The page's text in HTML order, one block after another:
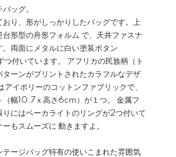
ッグ。
おり、形がしっかりしたバッグです。上
台形型の舟形フォルム で、天井ファスナ
。両面にメタルに白い塗装ボタン
付いています。 アフリカの民族柄（ト
ターンがプリントされたカラフルなデザ
アイボリーのコットンファブリックで、
（幅10.7ｘ高さ6cm）が１つ。 金属フ
りにはベーカライトのリングが2つ付いて
もスムーズに 動きますよ。
テージバッグ特有の使いこまれた雰囲気